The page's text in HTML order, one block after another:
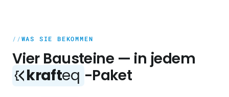
WAS SIE BEKOMMEN
Vier Bausteine — in jedem
krafteq -Paket